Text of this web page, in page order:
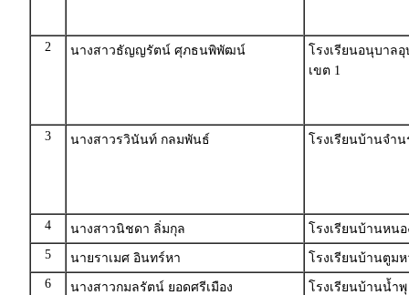
2 นางสาวธัญญรัตน์ ศุภธนพิพัฒน์
โรงเรียนอนุบาล
เขต 1
3 นางสาวรวินันท์ กลมพันธ์ โรงเรียนบ้านจำ
4 นางสาวนิชดา ลิ่มกุล
โรงเรียนบ้านหน
5
นายราเมศ อินทร์หา
โรงเรียนบ้านตูม
6
นางสาวกมลรัตน์ ยอดศรีเมือง
โรงเรียนบ้านน้ำ